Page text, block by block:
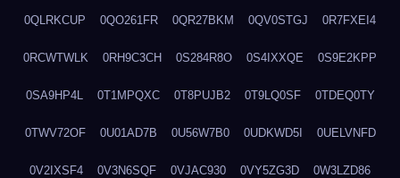
0QLRKCUP 0QO261FR 0QR27BKM 0QV0STGJ 0R7FXEI4
0RCWTWLK 0RH9C3CH 0S284R8O 0S4IXXQE 0S9E2KPP
0SA9HP4L 0T1MPQXC 0T8PUJB2 0T9LQ0SF 0TDEQ0TY
0TWV72OF 0U01AD7B 0U56W7B0 0UDKWD5I 0UELVNFD
0V2IXSF4 0V3N6SQF 0VJAC930 0VY5ZG3D 0W3LZD86